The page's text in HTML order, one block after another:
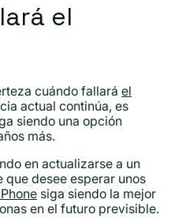
el
cuándo fallará el
actual continúa, es
siendo una opción
más.
en actualizarse a un
que desee esperar unos
siga siendo la mejor
en el futuro previsible.